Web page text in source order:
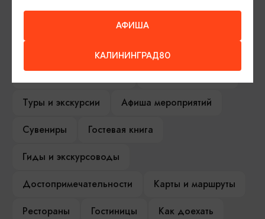
ИЩИТЕ ТАКЖЕ НА НАШЕМ САЙТЕ
Серебряное ожерелье
Электронная виза
Туры и экскурсии
Афиша мероприятий
Сувениры
Гостевая книга
Гиды и экскурсоводы
Достопримечательности
Карты и маршруты
Рестораны
Гостиницы
Как доехать
АФИША
КАЛИНИНГРАД80